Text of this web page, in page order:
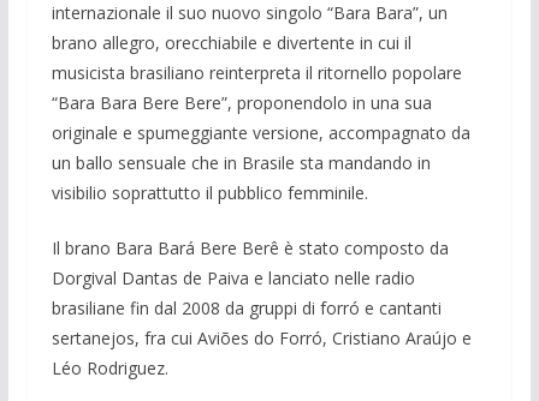
internazionale il suo nuovo singolo “Bara Bara”, un
brano allegro, orecchiabile e divertente in cui il
musicista brasiliano reinterpreta il ritornello popolare
“Bara Bara Bere Bere”, proponendolo in una sua
originale e spumeggiante versione, accompagnato da
un ballo sensuale che in Brasile sta mandando in
visibilio soprattutto il pubblico femminile.
Il brano Bara Bará Bere Berê è stato composto da
Dorgival Dantas de Paiva e lanciato nelle radio
brasiliane fin dal 2008 da gruppi di forró e cantanti
sertanejos, fra cui Aviões do Forró, Cristiano Araújo e
Léo Rodriguez.